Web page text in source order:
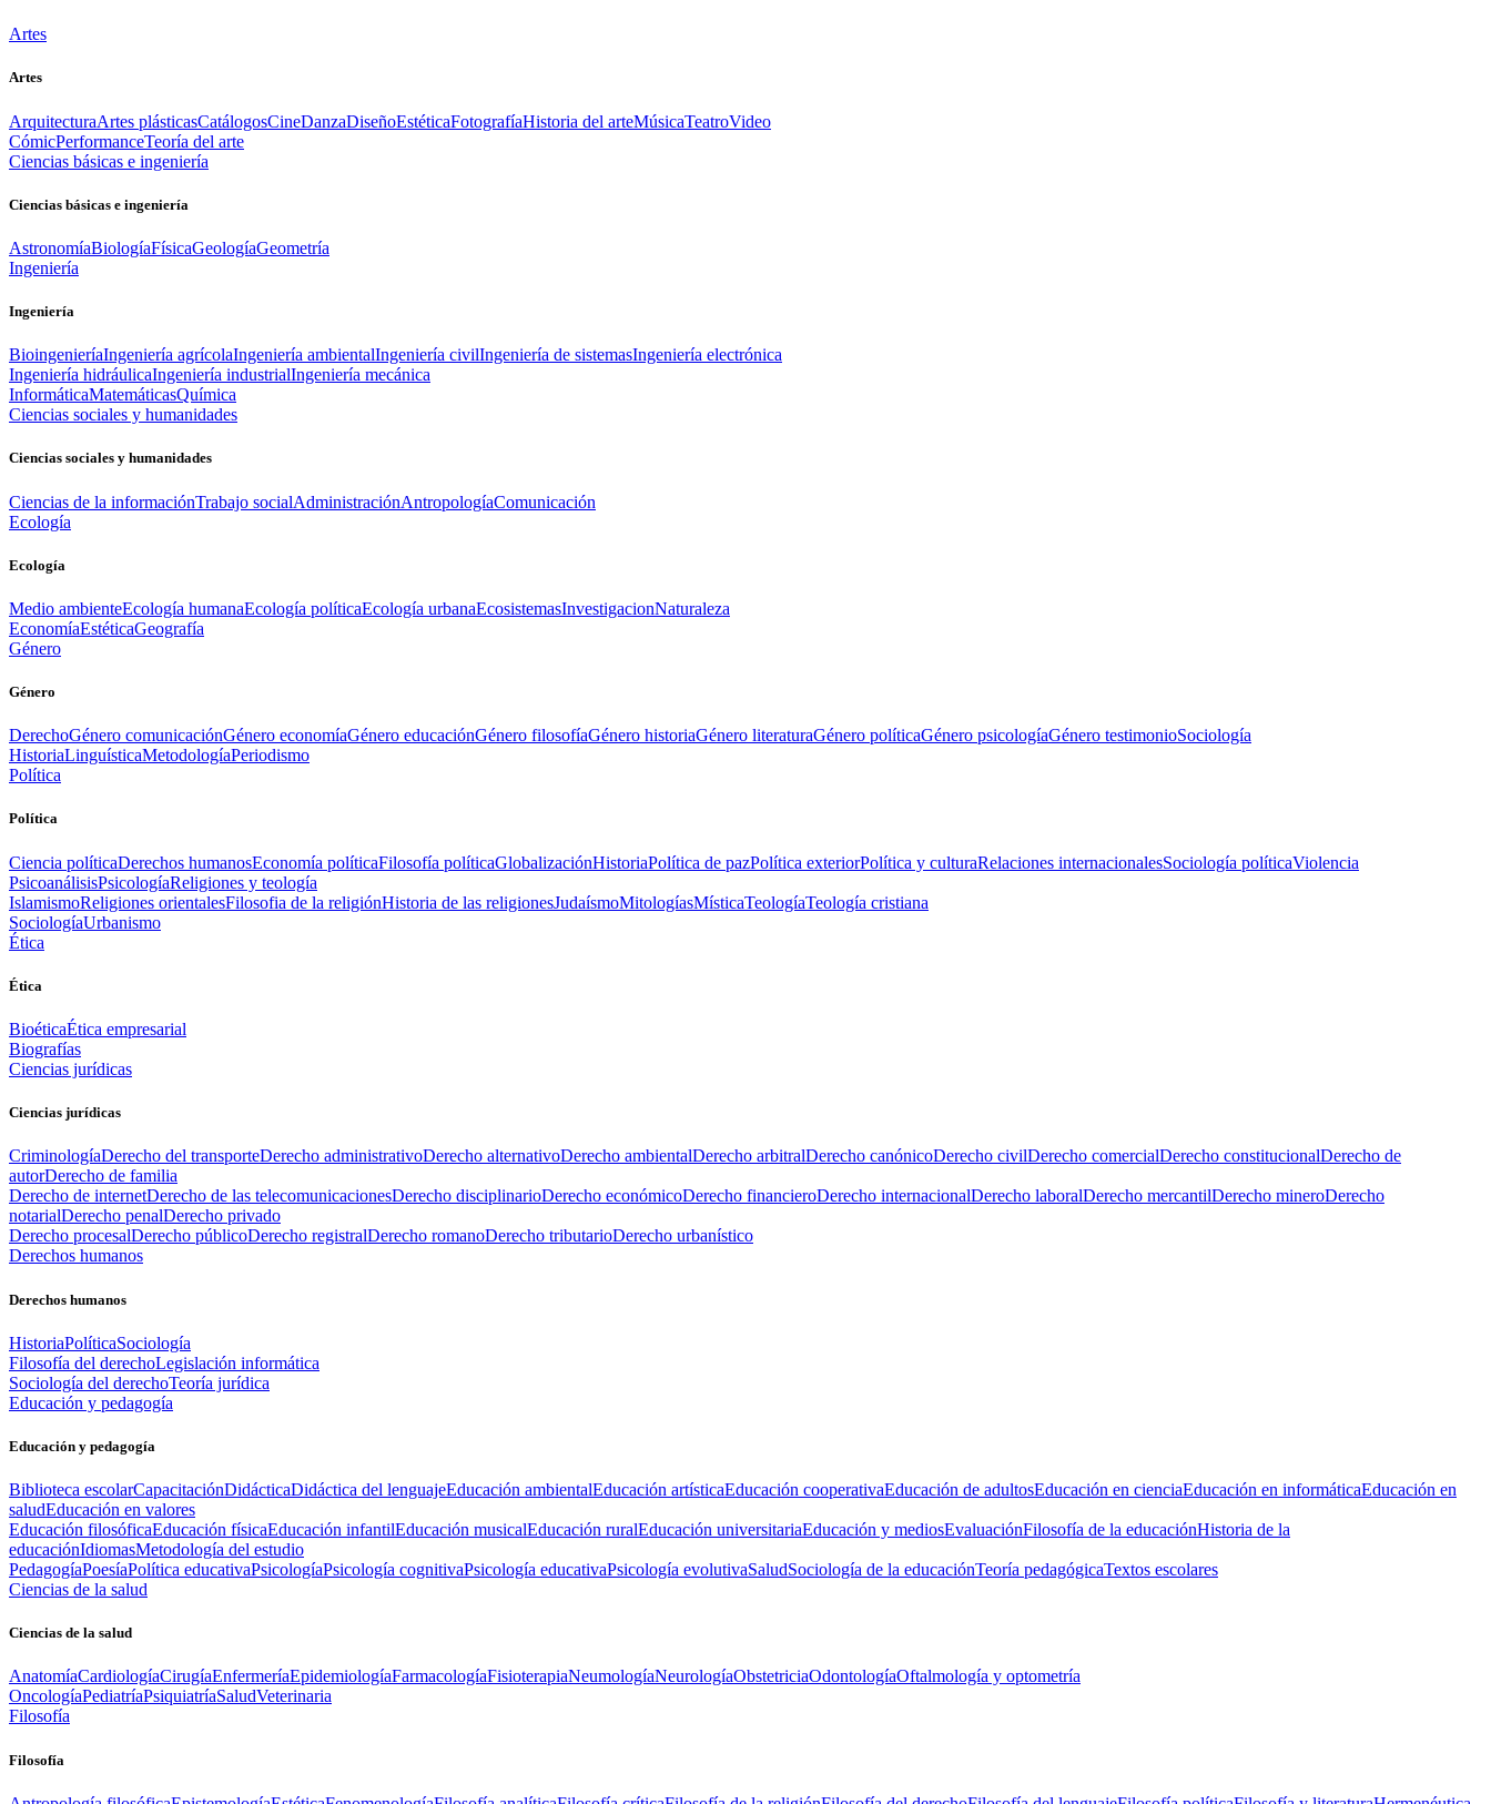
Artes
Artes
ArquitecturaArtes plásticasCatálogosCineDanzaDiseñoEstéticaFotografíaHistoria del arteMúsicaTeatroVideo
CómicPerformanceTeoría del arte
Ciencias básicas e ingeniería
Ciencias básicas e ingeniería
AstronomíaBiologíaFísicaGeologíaGeometría
Ingeniería
Ingeniería
BioingenieríaIngeniería agrícolaIngeniería ambientalIngeniería civilIngeniería de sistemasIngeniería electrónica
Ingeniería hidráulicaIngeniería industrialIngeniería mecánica
InformáticaMatemáticasQuímica
Ciencias sociales y humanidades
Ciencias sociales y humanidades
Ciencias de la informaciónTrabajo socialAdministraciónAntropologíaComunicación
Ecología
Ecología
Medio ambienteEcología humanaEcología políticaEcología urbanaEcosistemasInvestigacionNaturaleza
EconomíaEstéticaGeografía
Género
Género
DerechoGénero comunicaciónGénero economíaGénero educaciónGénero filosofíaGénero historiaGénero literaturaGénero políticaGénero psicologíaGénero testimonioSociología
HistoriaLinguísticaMetodologíaPeriodismo
Política
Política
Ciencia políticaDerechos humanosEconomía políticaFilosofía políticaGlobalizaciónHistoriaPolítica de pazPolítica exteriorPolítica y culturaRelaciones internacionalesSociología políticaViolencia
PsicoanálisisPsicologíaReligiones y teología
IslamismoReligiones orientalesFilosofia de la religiónHistoria de las religionesJudaísmoMitologíasMísticaTeologíaTeología cristiana
SociologíaUrbanismo
Ética
Ética
BioéticaÉtica empresarial
Biografías
Ciencias jurídicas
Ciencias jurídicas
CriminologíaDerecho del transporteDerecho administrativoDerecho alternativoDerecho ambientalDerecho arbitralDerecho canónicoDerecho civilDerecho comercialDerecho constitucionalDerecho de
autorDerecho de familia
Derecho de internetDerecho de las telecomunicacionesDerecho disciplinarioDerecho económicoDerecho financieroDerecho internacionalDerecho laboralDerecho mercantilDerecho mineroDerecho
notarialDerecho penalDerecho privado
Derecho procesalDerecho públicoDerecho registralDerecho romanoDerecho tributarioDerecho urbanístico
Derechos humanos
Derechos humanos
HistoriaPolíticaSociología
Filosofía del derechoLegislación informática
Sociología del derechoTeoría jurídica
Educación y pedagogía
Educación y pedagogía
Biblioteca escolarCapacitaciónDidácticaDidáctica del lenguajeEducación ambientalEducación artísticaEducación cooperativaEducación de adultosEducación en cienciaEducación en informáticaEducación en
saludEducación en valores
Educación filosóficaEducación físicaEducación infantilEducación musicalEducación ruralEducación universitariaEducación y mediosEvaluaciónFilosofía de la educaciónHistoria de la
educaciónIdiomasMetodología del estudio
PedagogíaPoesíaPolítica educativaPsicologíaPsicología cognitivaPsicología educativaPsicología evolutivaSaludSociología de la educaciónTeoría pedagógicaTextos escolares
Ciencias de la salud
Ciencias de la salud
AnatomíaCardiologíaCirugíaEnfermeríaEpidemiologíaFarmacologíaFisioterapiaNeumologíaNeurologíaObstetriciaOdontologíaOftalmología y optometría
OncologíaPediatríaPsiquiatríaSaludVeterinaria
Filosofía
Filosofía